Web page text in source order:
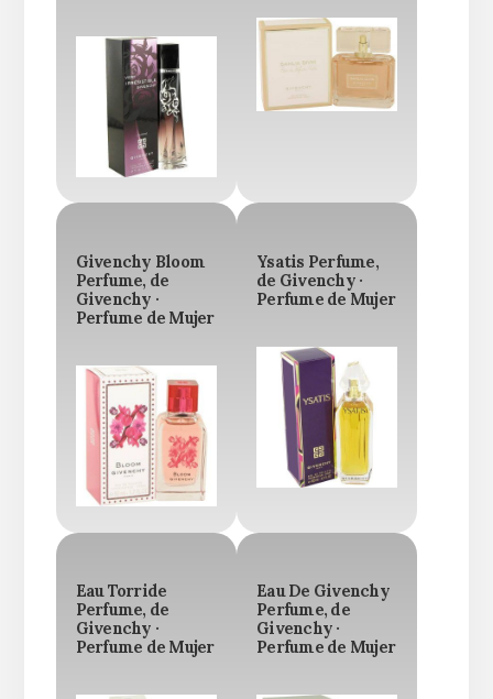
Givenchy Bloom
Perfume, de
Givenchy ·
Perfume de Mujer
Ysatis Perfume,
de Givenchy ·
Perfume de Mujer
Eau Torride
Perfume, de
Givenchy ·
Perfume de Mujer
Eau De Givenchy
Perfume, de
Givenchy ·
Perfume de Mujer